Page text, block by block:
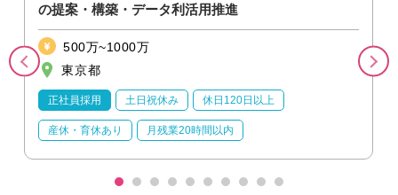
の提案・構築・データ利活用推進
500万~1000万
東京都
正社員採用 土日祝休み 休日120日以上
産休・育休あり 月残業20時間以内